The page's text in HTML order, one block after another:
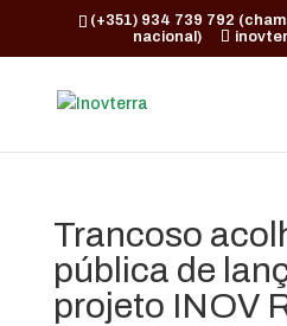
(+351) 934 739 792
nacional)
Trancoso
pública de
projeto INOV